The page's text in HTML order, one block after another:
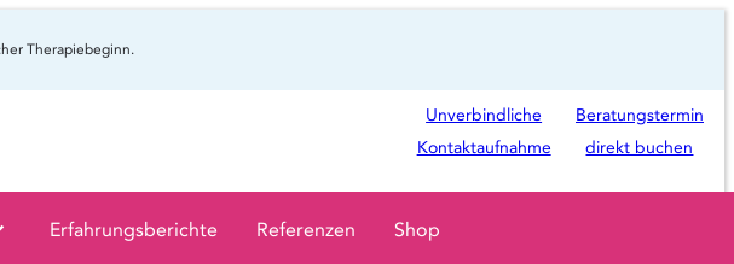
Therapiebeginn.
Erfahrungsberichte Referenzen Shop
Unverbindliche
Kontaktaufnahme
Beratungstermin
direkt buchen
Ö